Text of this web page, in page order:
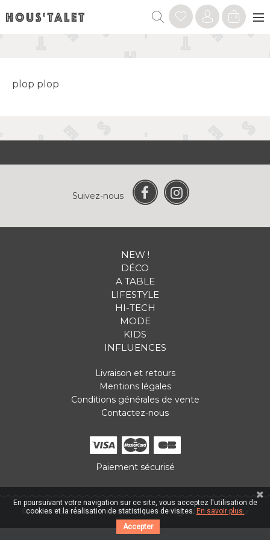
plop plop
Suivez-nous
NEW !
DÉCO
A TABLE
LIFESTYLE
HI-TECH
MODE
KIDS
INFLUENCES
Livraison et retours
Mentions légales
Conditions générales de vente
Contactez-nous
Paiement sécurisé
© Hous'talet 2026 14 Place du Bourg 12000 Rodez
En poursuivant votre navigation sur ce site, vous acceptez l'utilisation de
cookies et la réalisation de statistiques de visites. En savoir plus.
Accepter